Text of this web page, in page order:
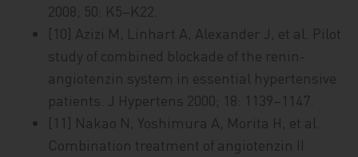
2008; 50: K5–K22.
[10] Azizi M, Linhart A, Alexander J, et al. Pilot
study of combined blockade of the renin-
angiotenzin system in essential hypertensive
patients. J Hypertens 2000; 18: 1139–1147.
[11] Nakao N, Yoshimura A, Morita H, et al.
Combination treatment of angiotenzin II